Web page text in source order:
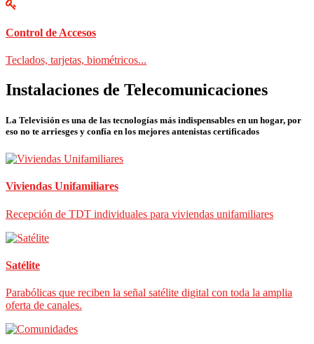
Control de Accesos
Teclados, tarjetas, biométricos...
Instalaciones de Telecomunicaciones
La Televisión es una de las tecnologías más indispensables en un hogar, por
eso no te arriesges y confía en los mejores antenistas certificados
Viviendas Unifamiliares
Recepción de TDT individuales para viviendas unifamiliares
Satélite
Parabólicas que reciben la señal satélite digital con toda la amplia
oferta de canales.